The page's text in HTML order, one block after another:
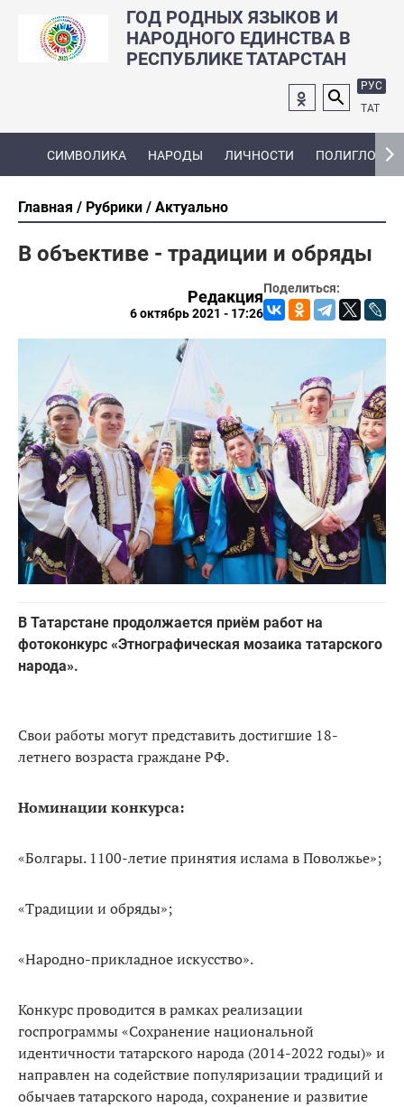
ГОД РОДНЫХ ЯЗЫКОВ И
НАРОДНОГО ЕДИНСТВА В
РЕСПУБЛИКЕ ТАТАРСТАН
РУС
ТАТ
СИМВОЛИКА НАРОДЫ ЛИЧНОСТИ ПОЛИГЛОТ
Главная Рубрики Актуально
В объективе - традиции и обряды
Поделиться:
Редакция
6 октябрь 2021 - 17:26
В Татарстане продолжается приём работ на
фотоконкурс «Этнографическая мозаика татарского
народа».
Свои работы могут представить достигшие 18-
летнего возраста граждане РФ.
Номинации конкурса:
«Болгары. 1100-летие принятия ислама в Поволжье»;
«Традиции и обряды»;
«Народно-прикладное искусство».
Конкурс проводится в рамках реализации
госпрограммы «Сохранение национальной
идентичности татарского народа (2014-2022 годы)» и
направлен на содействие популяризации традиций и
обычаев татарского народа, сохранение и развитие